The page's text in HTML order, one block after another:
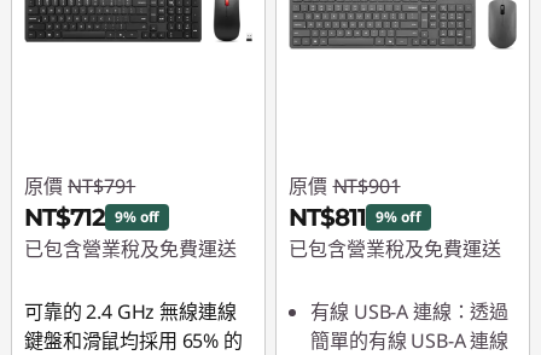
原價 NT$791
NT$712 9% off
已包含營業稅及免費運送
可靠的 2.4 GHz 無線連線
鍵盤和滑鼠均採用 65% 的
原價 NT$901
NT$811 9% off
已包含營業稅及免費運送
有線 USB-A 連線：透過
簡單的有線 USB-A 連線